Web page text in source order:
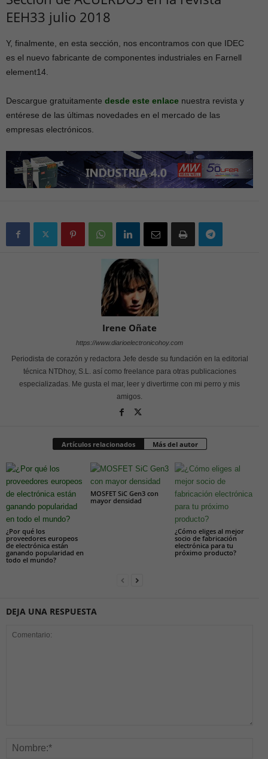
EEH33 julio 2018
Y, finalmente, en esta sección, nos encontramos con que IDEC
es el nuevo fabricante de componentes industriales en Farnell
element14.
Descargue gratuitamente desde este enlace nuestra revista y
entérese de las últimas novedades en el mercado de las
empresas electrónicos.
Irene Oñate
https://www.diarioelectronicohoy.com
Periodista de corazón y redactora Jefe desde su fundación en la editorial
técnica NTDhoy, S.L. así como freelance para otras publicaciones
especializadas. Me gusta el mar, leer y divertirme con mi perro y mis
amigos.
Artículos relacionados Más del autor
¿Por qué los
proveedores europeos
de electrónica están
ganando popularidad en
todo el mundo?
MOSFET SiC Gen3 con
mayor densidad
¿Cómo eliges al mejor
socio de fabricación
electrónica para tu
próximo producto?
DEJA UNA RESPUESTA